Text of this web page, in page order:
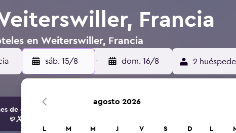
Francia
en Weiterswiller, Francia
sáb. 15/8 - dom. 16/8 2
de opciones de hoteles y alojamientos.
agosto 2026
L M M J V S D L